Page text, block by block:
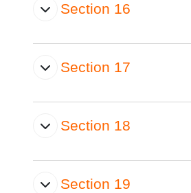
Section 16
Section 17
Section 18
Section 19